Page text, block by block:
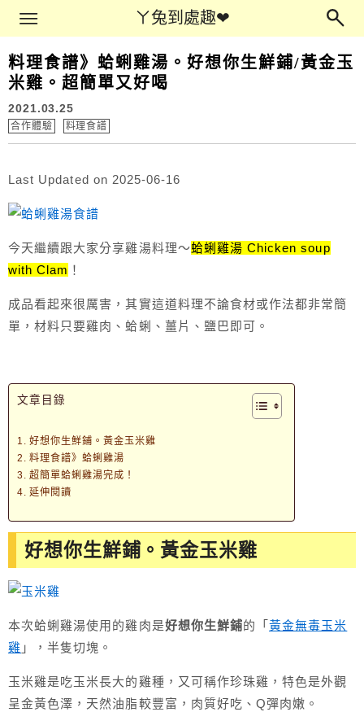
ㄚ兔到處趣❤
Main Menu
料理食譜》蛤蜊雞湯。好想你生鮮鋪/黃金玉
米雞。超簡單又好喝
2021.03.25
合作體驗 料理食譜
Last Updated on 2025-06-16
今天繼續跟大家分享雞湯料理～蛤蜊雞湯 Chicken soup
with Clam ！
成品看起來很厲害，其實這道料理不論食材或作法都非常簡
單，材料只要雞肉、蛤蜊、薑片、鹽巴即可。
文章目錄
好想你生鮮鋪。黃金玉米雞
料理食譜》蛤蜊雞湯
超簡單蛤蜊雞湯完成！
延伸閱讀
好想你生鮮鋪。黃金玉米雞
本次蛤蜊雞湯使用的雞肉是好想你生鮮鋪的「黃金無毒玉米
雞 」，半隻切塊。
玉米雞是吃玉米長大的雞種，又可稱作珍珠雞，特色是外觀
呈金黃色澤，天然油脂較豐富，肉質好吃、Q彈肉嫩。